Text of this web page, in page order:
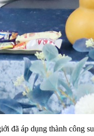
đã áp dụng thành công